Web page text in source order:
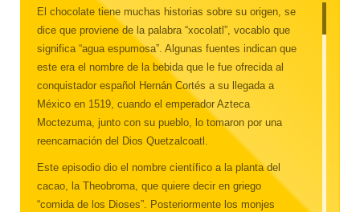
El chocolate tiene muchas historias sobre su origen, se
dice que proviene de la palabra “xocolatl”, vocablo que
significa “agua espumosa”. Algunas fuentes indican que
este era el nombre de la bebida que le fue ofrecida al
conquistador español Hernán Cortés a su llegada a
México en 1519, cuando el emperador Azteca
Moctezuma, junto con su pueblo, lo tomaron por una
reencarnación del Dios Quetzalcoatl.
Este episodio dio el nombre científico a la planta del
cacao, la Theobroma, que quiere decir en griego
“comida de los Dioses”. Posteriormente los monjes